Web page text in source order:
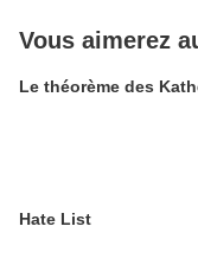
Vous aimerez
Le théorème des
Hate List